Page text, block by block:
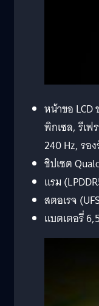
หน้าขอ LCD
พิกเซล, รีเฟ
240 Hz, รอ
ชิปเซต
แรม
สตอเรจ
แบตเตอรี่